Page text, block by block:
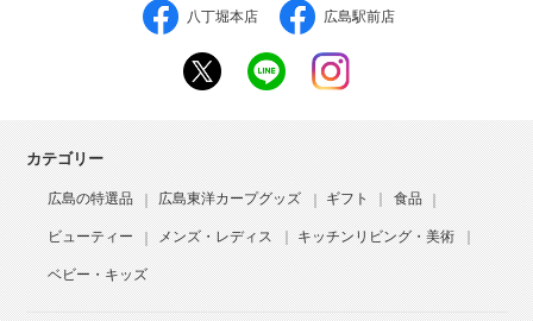
八丁堀本店 広島駅前店
カテゴリー
広島の特選品 広島東洋カープグッズ ギフト 食品
ビューティー メンズ・レディス キッチンリビング・美術
ベビー・キッズ